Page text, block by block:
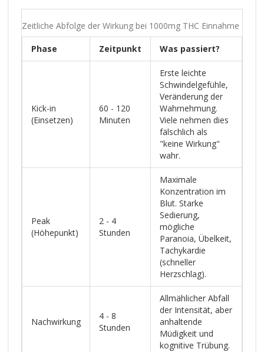
Zeitliche Abfolge der Wirkung bei 1000mg THC Einnahme
Phase Zeitpunkt Was passiert?
Kick-in
(Einsetzen)
60 - 120
Minuten
Erste leichte
Schwindelgefühle,
Veränderung der
Wahrnehmung.
Viele nehmen dies
fälschlich als
"keine Wirkung"
wahr.
Peak
(Höhepunkt)
2 - 4
Stunden
Maximale
Konzentration im
Blut. Starke
Sedierung,
mögliche
Paranoia, Übelkeit,
Tachykardie
(schneller
Herzschlag).
Nachwirkung
4 - 8
Stunden
Allmählicher Abfall
der Intensität, aber
anhaltende
Müdigkeit und
kognitive Trübung.